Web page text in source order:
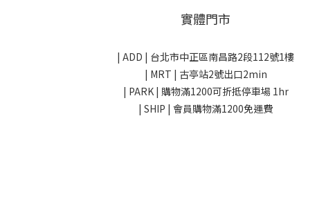
實體門市
| ADD | 台北市中正區南昌路2段112號1樓
| MRT | 古亭站2號出口2min
| PARK | 購物滿1200可折抵停車場 1hr
| SHIP | 會員購物滿1200免運費